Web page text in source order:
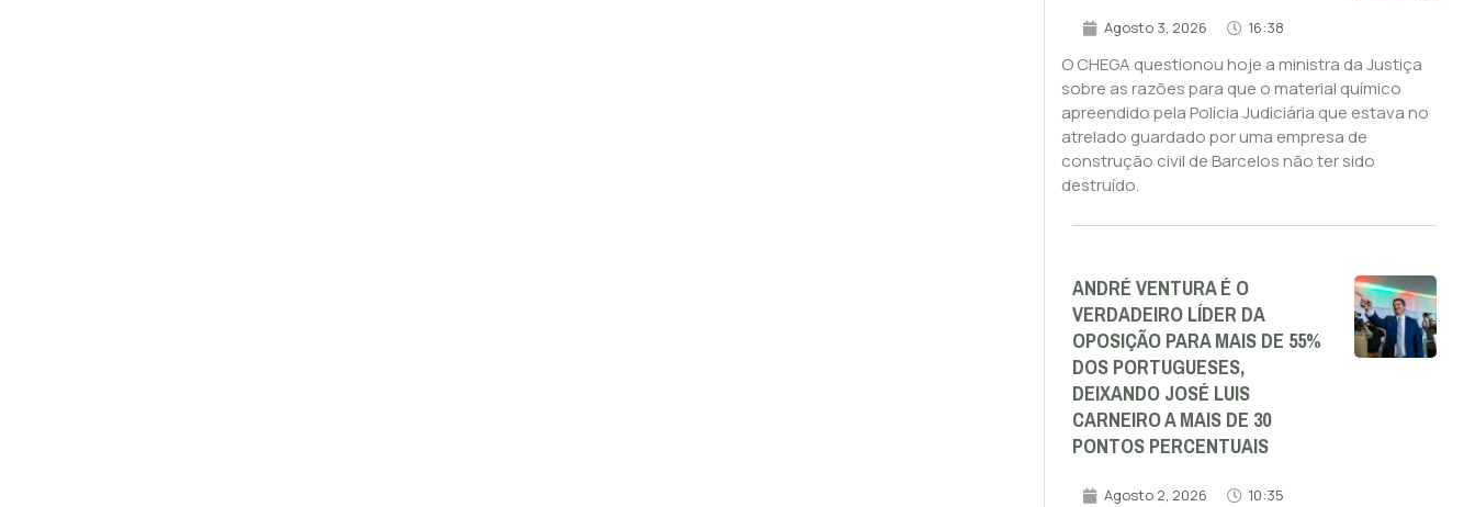
Agosto 3, 2026 16:38
O CHEGA questionou hoje a ministra da Justiça
sobre as razões para que o material químico
apreendido pela Polícia Judiciária que estava no
atrelado guardado por uma empresa de
construção civil de Barcelos não ter sido
destruído.
ANDRÉ VENTURA É O
VERDADEIRO LÍDER DA
OPOSIÇÃO PARA MAIS DE 55%
DOS PORTUGUESES,
DEIXANDO JOSÉ LUIS
CARNEIRO A MAIS DE 30
PONTOS PERCENTUAIS
Agosto 2, 2026 10:35